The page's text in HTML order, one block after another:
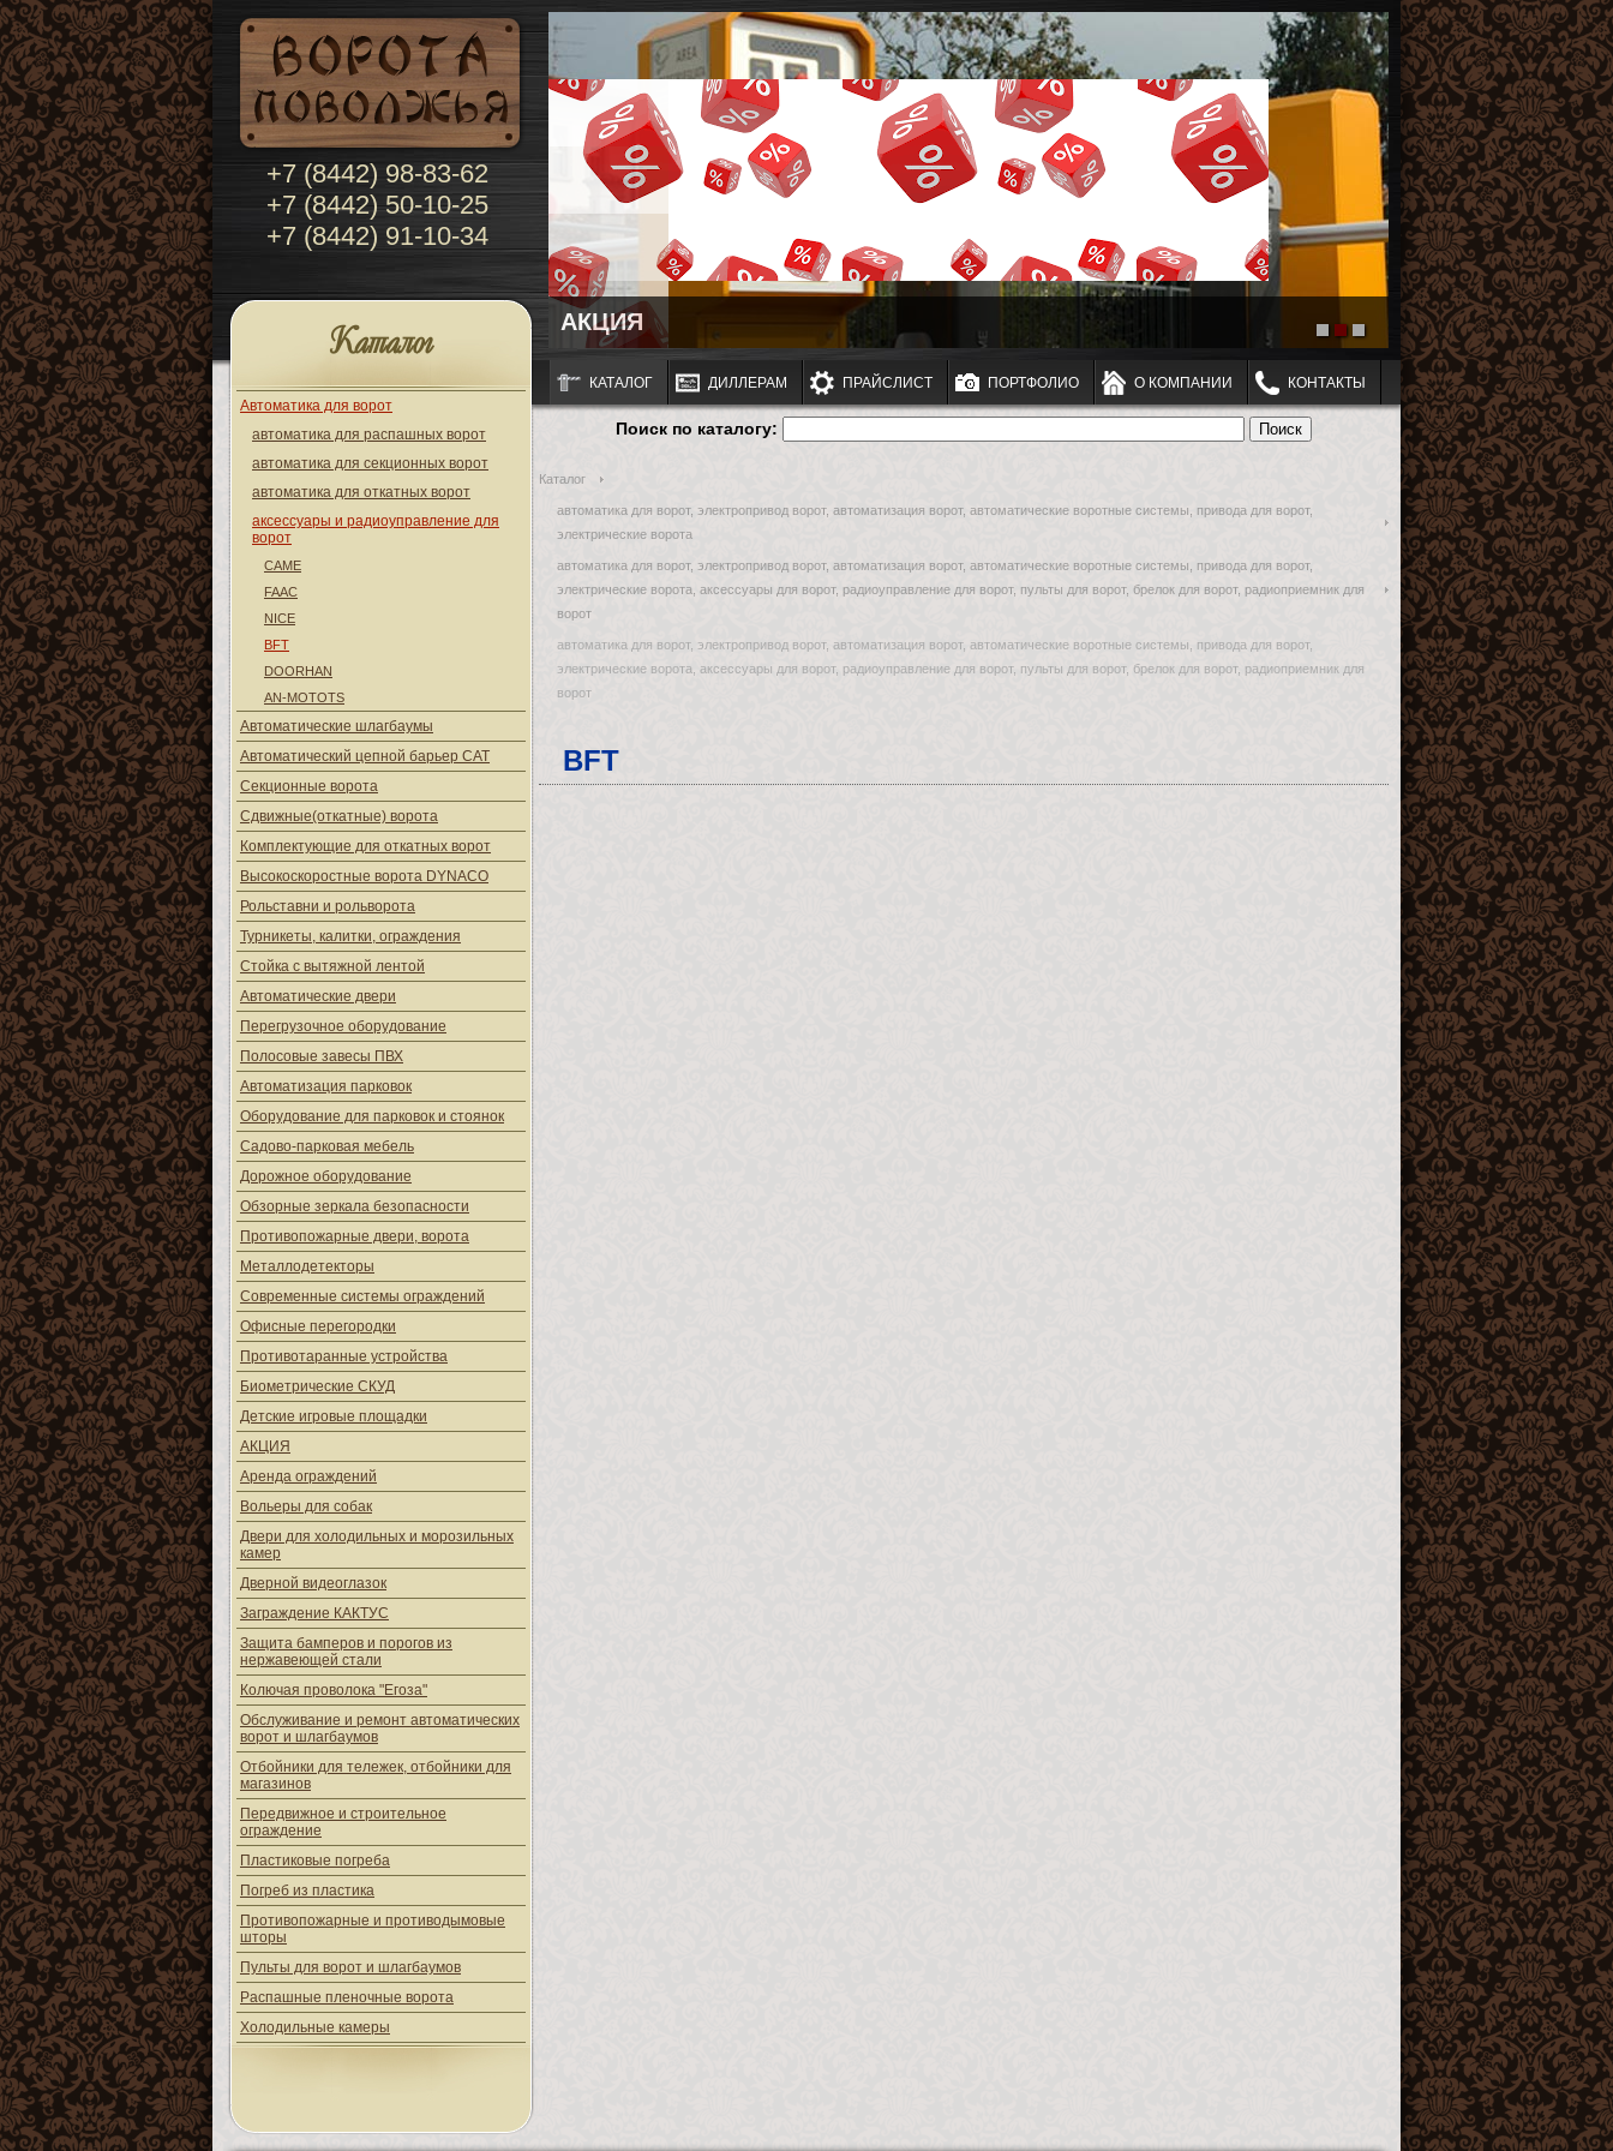
+7 (8442) 98-83-62
+7 (8442) 50-10-25
+7 (8442) 91-10-34
АКЦИЯ
Каталог
Автоматика для ворот
автоматика для распашных ворот
автоматика для секционных ворот
автоматика для откатных ворот
аксессуары и радиоуправление для
ворот
CAME
FAAC
NICE
BFT
DOORHAN
AN-MOTOTS
Автоматические шлагбаумы
Автоматический цепной барьер CAT
Секционные ворота
Сдвижные(откатные) ворота
Комплектующие для откатных ворот
Высокоскоростные ворота DYNACO
Рольставни и рольворота
Турникеты, калитки, ограждения
Стойка с вытяжной лентой
Автоматические двери
Перегрузочное оборудование
Полосовые завесы ПВХ
Автоматизация парковок
Оборудование для парковок и стоянок
Садово-парковая мебель
Дорожное оборудование
Обзорные зеркала безопасности
Противопожарные двери, ворота
Металлодетекторы
Современные системы ограждений
Офисные перегородки
Противотаранные устройства
Биометрические СКУД
Детские игровые площадки
АКЦИЯ
Аренда ограждений
Вольеры для собак
Двери для холодильных и морозильных
камер
Дверной видеоглазок
Заграждение КАКТУС
Защита бамперов и порогов из
нержавеющей стали
Колючая проволока "Егоза"
Обслуживание и ремонт автоматических
ворот и шлагбаумов
Отбойники для тележек, отбойники для
магазинов
Передвижное и строительное
ограждение
Пластиковые погреба
Погреб из пластика
Противопожарные и противодымовые
шторы
Пульты для ворот и шлагбаумов
Распашные пленочные ворота
Холодильные камеры
КАТАЛОГ ДИЛЛЕРАМ ПРАЙСЛИСТ ПОРТФОЛИО О КОМПАНИИ КОНТАКТЫ
Поиск по каталогу:
Каталог
автоматика для ворот, электропривод ворот, автоматизация ворот, автоматические воротные системы, привода для ворот,
электрические ворота
автоматика для ворот, электропривод ворот, автоматизация ворот, автоматические воротные системы, привода для ворот,
электрические ворота, аксессуары для ворот, радиоуправление для ворот, пульты для ворот, брелок для ворот, радиоприемник для
ворот
автоматика для ворот, электропривод ворот, автоматизация ворот, автоматические воротные системы, привода для ворот,
электрические ворота, аксессуары для ворот, радиоуправление для ворот, пульты для ворот, брелок для ворот, радиоприемник для
ворот
BFT